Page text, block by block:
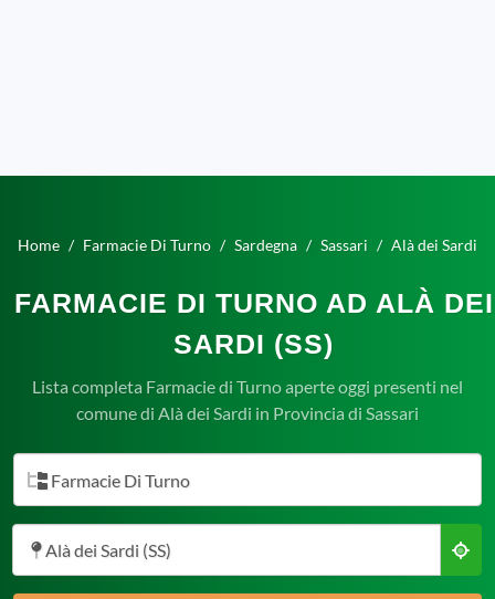
Home Farmacie Di Turno Sardegna Sassari Alà dei Sardi
FARMACIE DI TURNO AD ALÀ DEI
SARDI (SS)
Lista completa Farmacie di Turno aperte oggi presenti nel
comune di Alà dei Sardi in Provincia di Sassari
Farmacie Di Turno
Alà dei Sardi (SS)